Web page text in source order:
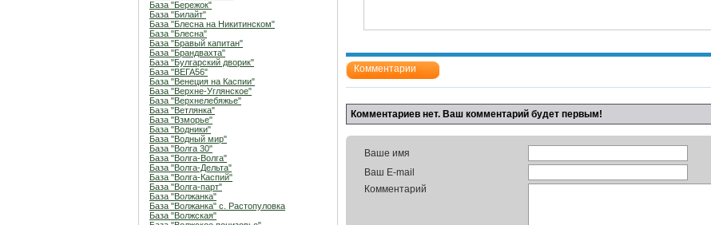
База "Бережок"
База "Билайт"
База "Блесна на Никитинском"
База "Блесна"
База "Бравый капитан"
База "Брандвахта"
База "Булгарский дворик"
База "ВЕГА56"
База "Венеция на Каспии"
База "Верхне-Углянское"
База "Верхнелебяжье"
База "Ветлянка"
База "Взморье"
База "Водники"
База "Водный мир"
База "Волга 30"
База "Волга-Волга"
База "Волга-Дельта"
База "Волга-Каспий"
База "Волга-парт"
База "Волжанка"
База "Волжанка" с. Растопуловка
База "Волжская"
Комментарии
Комментариев нет. Ваш комментарий будет первым!
Ваше имя
Ваш E-mail
Комментарий